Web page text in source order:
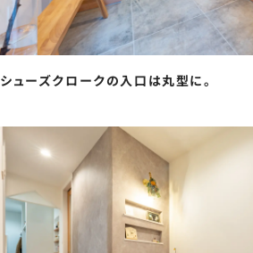
シューズクロークの入口は丸型に。